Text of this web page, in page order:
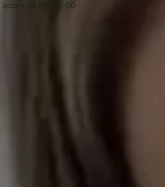
de R$590,00
níquel escovado
palavras que definem a nossa
zen desenvolve peças que traduzem